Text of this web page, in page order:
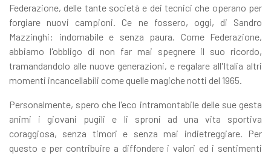
Federazione, delle tante società e dei tecnici che operano per
forgiare nuovi campioni. Ce ne fossero, oggi, di Sandro
Mazzinghi: indomabile e senza paura. Come Federazione,
abbiamo l'obbligo di non far mai spegnere il suo ricordo,
tramandandolo alle nuove generazioni, e regalare all'Italia altri
momenti incancellabili come quelle magiche notti del 1965.
Personalmente, spero che l'eco intramontabile delle sue gesta
animi i giovani pugili e li sproni ad una vita sportiva
coraggiosa, senza timori e senza mai indietreggiare. Per
questo e per contribuire a diffondere i valori ed i sentimenti